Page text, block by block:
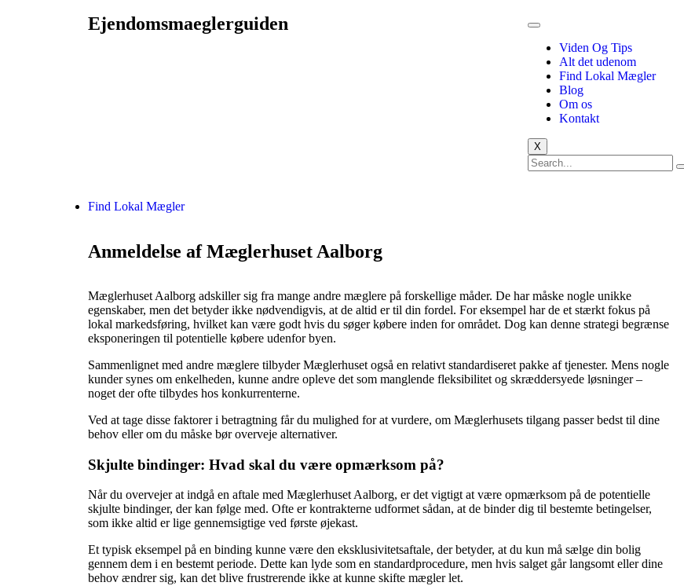
Ejendomsmaeglerguiden
Viden Og Tips
Alt det udenom
Find Lokal Mægler
Blog
Om os
Kontakt
X
Find Lokal Mægler
Anmeldelse af Mæglerhuset Aalborg
Mæglerhuset Aalborg adskiller sig fra mange andre mæglere på forskellige måder. De har måske nogle unikke
egenskaber, men det betyder ikke nødvendigvis, at de altid er til din fordel. For eksempel har de et stærkt fokus på
lokal markedsføring, hvilket kan være godt hvis du søger købere inden for området. Dog kan denne strategi begrænse
eksponeringen til potentielle købere udenfor byen.
Sammenlignet med andre mæglere tilbyder Mæglerhuset også en relativt standardiseret pakke af tjenester. Mens nogle
kunder synes om enkelheden, kunne andre opleve det som manglende fleksibilitet og skræddersyede løsninger –
noget der ofte tilbydes hos konkurrenterne.
Ved at tage disse faktorer i betragtning får du mulighed for at vurdere, om Mæglerhusets tilgang passer bedst til dine
behov eller om du måske bør overveje alternativer.
Skjulte bindinger: Hvad skal du være opmærksom på?
Når du overvejer at indgå en aftale med Mæglerhuset Aalborg, er det vigtigt at være opmærksom på de potentielle
skjulte bindinger, der kan følge med. Ofte er kontrakterne udformet sådan, at de binder dig til bestemte betingelser,
som ikke altid er lige gennemsigtige ved første øjekast.
Et typisk eksempel på en binding kunne være den eksklusivitetsaftale, der betyder, at du kun må sælge din bolig
gennem dem i en bestemt periode. Dette kan lyde som en standardprocedure, men hvis salget går langsomt eller dine
behov ændrer sig, kan det blive frustrerende ikke at kunne skifte mægler let.